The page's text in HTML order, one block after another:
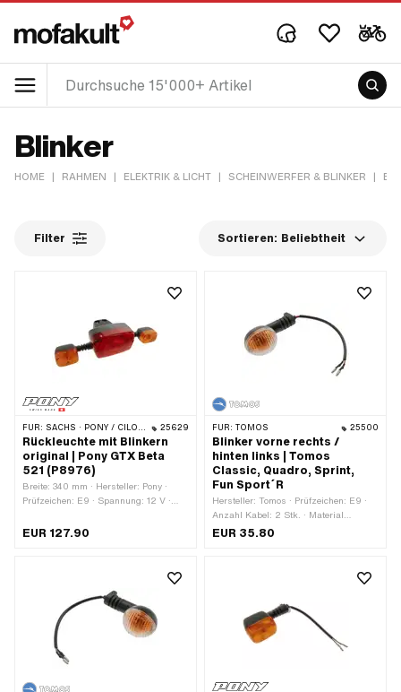
Blinker
HOME | RAHMEN | ELEKTRIK & LICHT | SCHEINWERFER & BLINKER |
Filter Sortieren: Beliebtheit
FÜR: SACHS · PONY / CILO (BETA 521 & 512) 25629
Rückleuchte mit Blinkern
original | Pony GTX Beta
521 (P8976)
Breite: 340 mm · Hersteller: Pony ·
Prüfzeichen: E9 · Spannung: 12 V ·
orange · Farbe: rot · Farbe: schwarz ·
EUR 127.90
FÜR: TOMOS 25500
Blinker vorne rechts /
hinten links | Tomos
Classic, Quadro, Sprint,
Fun Sport´R
Hersteller: Tomos · Prüfzeichen: E9 ·
Anzahl Kabel: 2 Stk. · Material
Gehäuse: Kunststoff · Material Linse:
Gesamtlänge: 150 mm · Gewindeart:
Kabellänge: 190 mm · Tomos OEM-
Nr.: 236854
EUR 35.80